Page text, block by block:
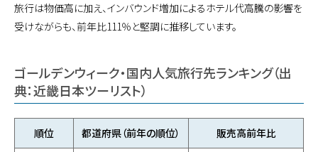
旅行は物価高に加え、インバウンド増加によるホテル代高騰の影響を
受けながらも、前年比111％と堅調に推移しています。
ゴールデンウィーク・国内人気旅行先ランキング（出
典：近畿日本ツーリスト）
順位 都道府県（前年の順位） 販売高前年比